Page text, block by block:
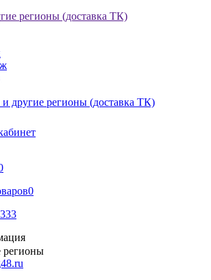
регионы (доставка ТК)
другие регионы (доставка ТК)
0
регионы